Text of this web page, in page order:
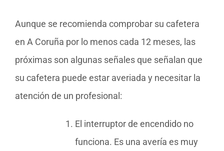
Aunque se recomienda comprobar su cafetera
en A Coruña por lo menos cada 12 meses, las
próximas son algunas señales que señalan que
su cafetera puede estar averiada y necesitar la
atención de un profesional:
El interruptor de encendido no
funciona. Es una avería es muy